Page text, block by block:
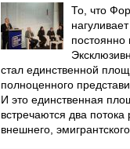
То, что
постоянно
стал единственной
полноценного
И это единственная
встречаются два потока
внешнего, эмигрантского.